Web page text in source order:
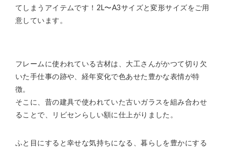
てしまうアイテムです！2L〜A3サイズと変形サイズをご用
意しています。
フレームに使われている古材は、大工さんがかつて切り欠
いた手仕事の跡や、経年変化で色あせた豊かな表情が特
徴。
そこに、昔の建具で使われていた古いガラスを組み合わせ
ることで、リビセンらしい額に仕上がりました。
ふと目にすると幸せな気持ちになる、暮らしを豊かにする